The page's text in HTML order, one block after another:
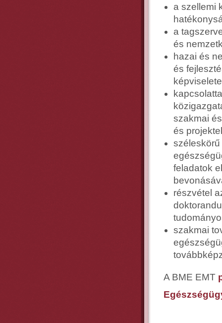
a szellemi
a
és
hazai és
és
szakmai
és
feladatok
részvétel
szakmai
A BME EMT